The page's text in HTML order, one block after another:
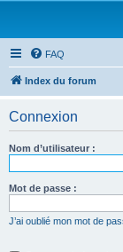
FAQ
Index du forum
Connexion
Nom d’utilisateur :
Mot de passe :
J’ai oublié mon mot de